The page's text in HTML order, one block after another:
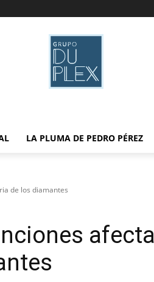
LA PLUMA DE PEDRO PÉREZ
de los diamantes